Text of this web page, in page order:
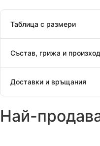
Таблица с размери
Състав, грижа и произход
Доставки и връщания
Най-